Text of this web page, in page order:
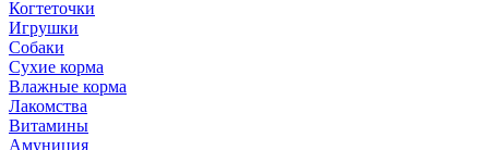
Когтеточки
Игрушки
Собаки
Сухие корма
Влажные корма
Лакомства
Витамины
Амуниция